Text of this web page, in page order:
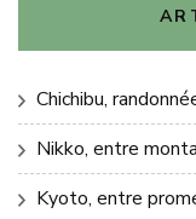
Chichibu,
Nikko, entre
Kyoto, entre